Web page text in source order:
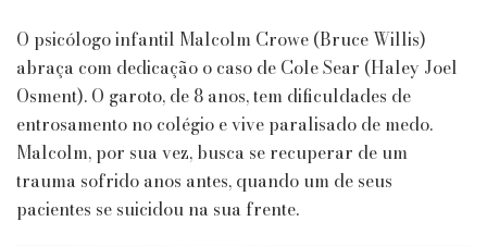
O psicólogo infantil Malcolm Crowe (Bruce Willis)
abraça com dedicação o caso de Cole Sear (Haley Joel
Osment). O garoto, de 8 anos, tem dificuldades de
entrosamento no colégio e vive paralisado de medo.
Malcolm, por sua vez, busca se recuperar de um
trauma sofrido anos antes, quando um de seus
pacientes se suicidou na sua frente.